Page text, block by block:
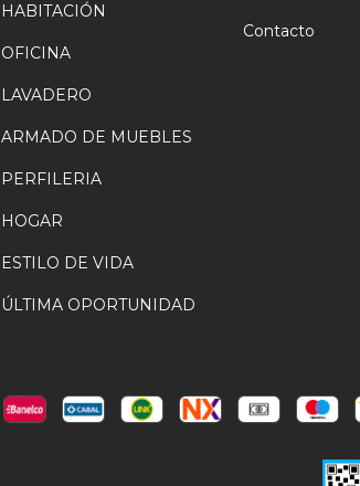
HABITACIÓN
OFICINA
LAVADERO
ARMADO DE MUEBLES
PERFILERIA
HOGAR
ESTILO DE VIDA
ÚLTIMA OPORTUNIDAD
Contacto